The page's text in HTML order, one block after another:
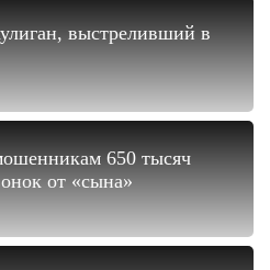
выстреливший в
650 тысяч
от «сына»